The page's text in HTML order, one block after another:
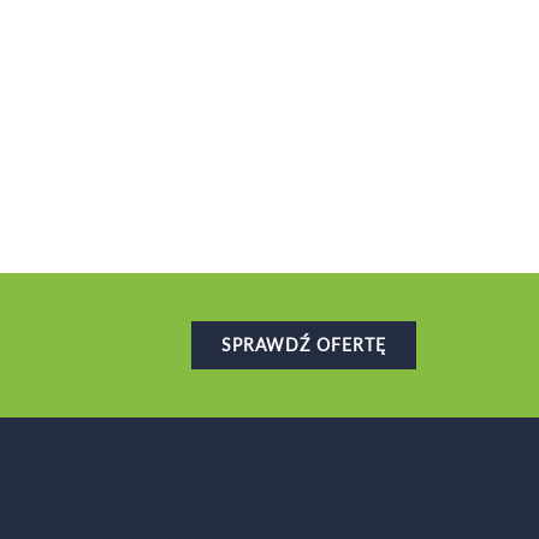
SPRAWDŹ OFERTĘ